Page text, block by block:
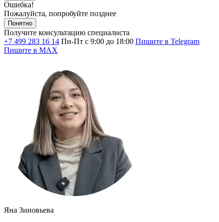
Ошибка!
Пожалуйста, попробуйте позднее
Понятно
Получите консультацию специалиста
+7 499 283 16 14 Пн-Пт с 9:00 до 18:00 Пишите в Telegram
Пишите в MAX
Яна Зиновьева